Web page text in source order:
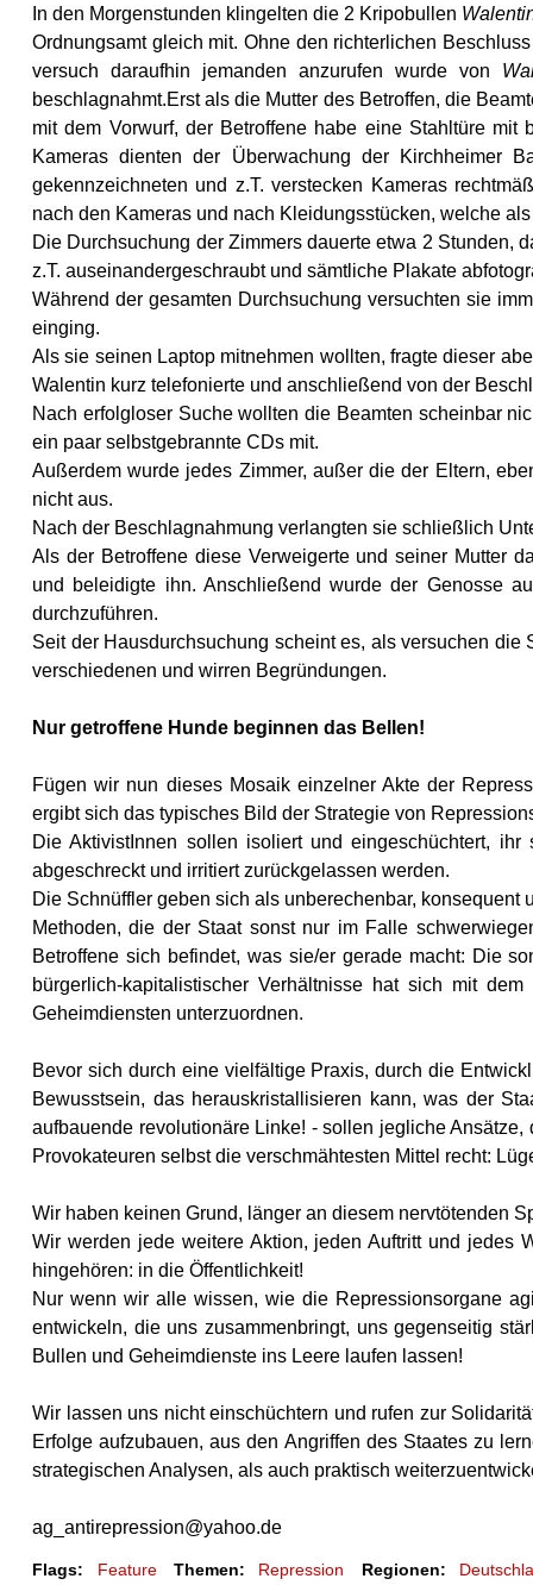
In den Morgenstunden klingelten die 2 Kripobullen
Ordnungsamt gleich mit. Ohne den richterlichen
versuch daraufhin jemanden anzurufen wurde von
beschlagnahmt.Erst als die Mutter des Betroffen, die
mit dem Vorwurf, der Betroffene habe eine Stahltüre
Kameras dienten der Überwachung der Kirchheimer
gekennzeichneten und z.T. verstecken Kameras
nach den Kameras und nach Kleidungsstücken, welche
Die Durchsuchung der Zimmers dauerte etwa 2 Stunden,
z.T. auseinandergeschraubt und sämtliche Plakate
Während der gesamten Durchsuchung versuchten sie
einging.
Als sie seinen Laptop mitnehmen wollten, fragte dieser
Walentin kurz telefonierte und anschließend von der
Nach erfolgloser Suche wollten die Beamten scheinbar
ein paar selbstgebrannte CDs mit.
Außerdem wurde jedes Zimmer, außer die der Eltern,
nicht aus.
Nach der Beschlagnahmung verlangten sie schließlich
Als der Betroffene diese Verweigerte und seiner Mutter
und beleidigte ihn. Anschließend wurde der Genosse
durchzuführen.
Seit der Hausdurchsuchung scheint es, als versuchen
verschiedenen und wirren Begründungen.
Nur getroffene Hunde beginnen das Bellen!
Fügen wir nun dieses Mosaik einzelner Akte der
ergibt sich das typisches Bild der Strategie von
Die AktivistInnen sollen isoliert und eingeschüchtert,
abgeschreckt und irritiert zurückgelassen werden.
Die Schnüffler geben sich als unberechenbar, konsequent
Methoden, die der Staat sonst nur im Falle
Betroffene sich befindet, was sie/er gerade macht: Die
bürgerlich-kapitalistischer Verhältnisse hat sich mit
Geheimdiensten unterzuordnen.
Bevor sich durch eine vielfältige Praxis, durch die
Bewusstsein, das herauskristallisieren kann, was der
aufbauende revolutionäre Linke! - sollen jegliche
Provokateuren selbst die verschmähtesten Mittel recht:
Wir haben keinen Grund, länger an diesem nervtötenden
Wir werden jede weitere Aktion, jeden Auftritt und jedes
hingehören: in die Öffentlichkeit!
Nur wenn wir alle wissen, wie die Repressionsorgane
entwickeln, die uns zusammenbringt, uns gegenseitig
Bullen und Geheimdienste ins Leere laufen lassen!
Wir lassen uns nicht einschüchtern und rufen zur
Erfolge aufzubauen, aus den Angriffen des Staates zu
strategischen Analysen, als auch praktisch
ag_antirepression@yahoo.de
Flags: Feature Themen: Repression Regionen: